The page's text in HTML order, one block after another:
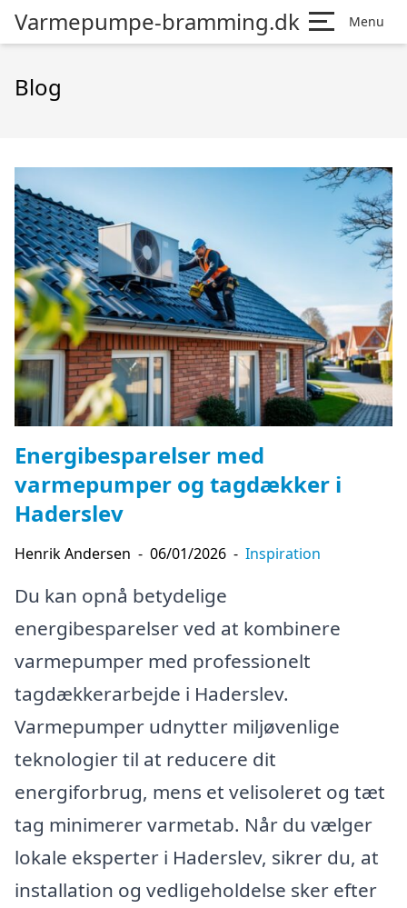
Varmepumpe-bramming.dk Menu
Blog
Energibesparelser med
varmepumper og tagdækker i
Haderslev
Henrik Andersen - 06/01/2026 - Inspiration
Du kan opnå betydelige
energibesparelser ved at kombinere
varmepumper med professionelt
tagdækkerarbejde i Haderslev.
Varmepumper udnytter miljøvenlige
teknologier til at reducere dit
energiforbrug, mens et velisoleret og tæt
tag minimerer varmetab. Når du vælger
lokale eksperter i Haderslev, sikrer du, at
installation og vedligeholdelse sker efter